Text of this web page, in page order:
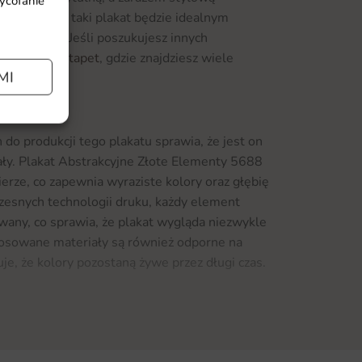
taki plakat będzie idealnym
pracy. Jeśli poszukujesz innych
ofertęfototapet, gdzie znajdziesz wiele
produkcji tego plakatu sprawia, że jest on
Plakat Abstrakcyjne Złote Elementy 5688
co zapewnia wyraziste kolory oraz głębię
technologii druku, każdy element
co sprawia, że plakat wygląda niezwykle
materiały są również odporne na
że kolory pozostaną żywe przez długi czas.